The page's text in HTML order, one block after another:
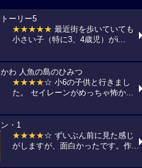
トーリー5
★★★★★ 最近街を歩いていても
小さい子（特に3、4歳児）がi...
わ 人魚の島のひみつ
★★★★☆ 小6の子供と行きまし
た。 セイレーンがめっちゃ怖か...
・1
★★★★☆ ずいぶん前に見た感じ
がしますが、面白かったです。作...